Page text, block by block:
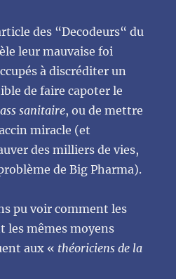
des “Decodeurs“ du
leur mauvaise foi
à discréditer un
de faire capoter le
sanitaire, ou de mettre
miracle (et
des milliers de vies,
de Big Pharma).
pu voir comment les
mêmes moyens
aux « théoriciens de la